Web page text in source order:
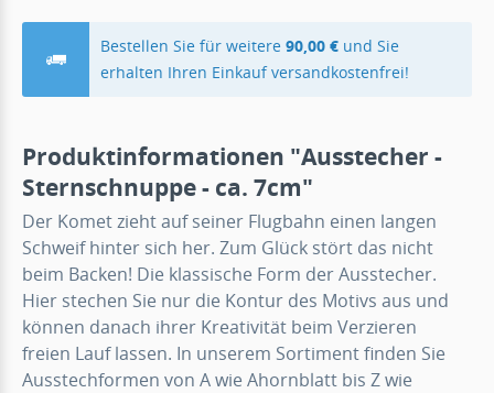
Bestellen Sie für weitere90,00 € und Sie
erhalten Ihren Einkauf versandkostenfrei!
Produktinformationen "Ausstecher -
Sternschnuppe - ca. 7cm"
Der Komet zieht auf seiner Flugbahn einen langen
Schweif hinter sich her. Zum Glück stört das nicht
beim Backen! Die klassische Form der Ausstecher.
Hier stechen Sie nur die Kontur des Motivs aus und
können danach ihrer Kreativität beim Verzieren
freien Lauf lassen. In unserem Sortiment finden Sie
Ausstechformen von A wie Ahornblatt bis Z wie